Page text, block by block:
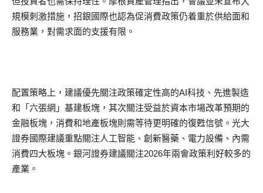
規模刺激措施，招銀國際也認為促消費政策仍着重於供給面和
服務業，對需求面的支援有限。
配置策略上，建議優先關注政策確定性高的AI科技、先進製造
和「六張網」基建板塊，其次關注受益於資本市場改革預期的
金融板塊，消費和地產板塊則需等待更明確的復甦信號。光大
證券國際建議重點關注人工智能、創新醫藥、電力設備、內需
消費四大板塊。銀河證券建議關注2026年兩會政策利好較多的
產業。